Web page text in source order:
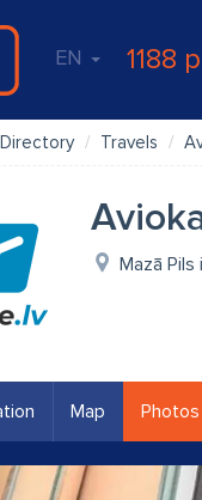
EN 1188
Directory Travels
Mazā Pils
Map Photos